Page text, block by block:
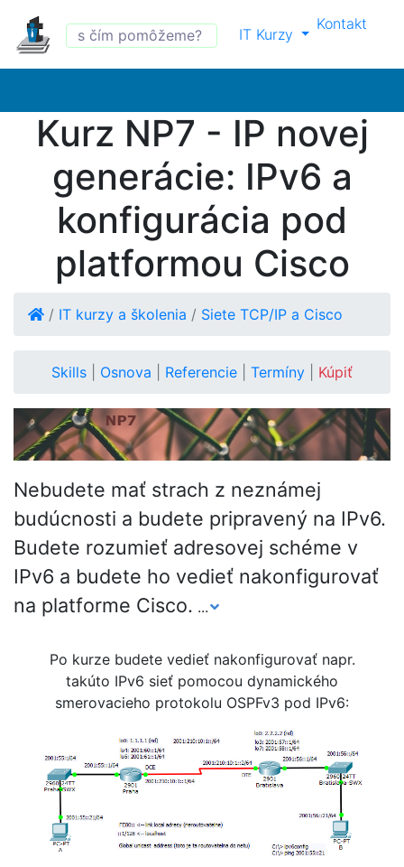
IT Kurzy
Kontakt
Kurz NP7 - IP novej
generácie: IPv6 a
konfigurácia pod
platformou Cisco
/ IT kurzy a školenia / Siete TCP/IP a Cisco
Skills Osnova Referencie Termíny Kúpiť
Nebudete mať strach z neznámej
budúcnosti a budete pripravený na IPv6.
Budete rozumieť adresovej schéme v
IPv6 a budete ho vedieť nakonfigurovať
na platforme Cisco. ...
Po kurze budete vedieť nakonfigurovať napr.
takúto IPv6 sieť pomocou dynamického
smerovacieho protokolu OSPFv3 pod IPv6: